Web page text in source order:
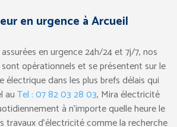
en urgence à Arcueil
en urgence 24h/24 et 7j/7, nos
opérationnels et se présentent sur le
électrique dans les plus brefs délais qui
auTel : 07 82 03 28 03, Mira électricité
à n’importe quelle heure le
travaux d’électricité comme la recherche